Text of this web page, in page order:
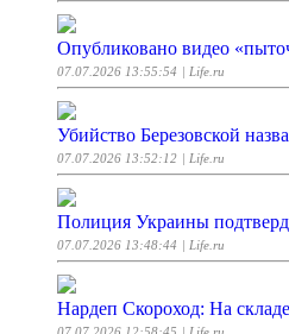
Опубликовано видео
07.07.2026 13:55:54 | Life.ru
Убийство Березовской
07.07.2026 13:52:12 | Life.ru
Полиция Украины
07.07.2026 13:48:44 | Life.ru
Нардеп Скороход: На